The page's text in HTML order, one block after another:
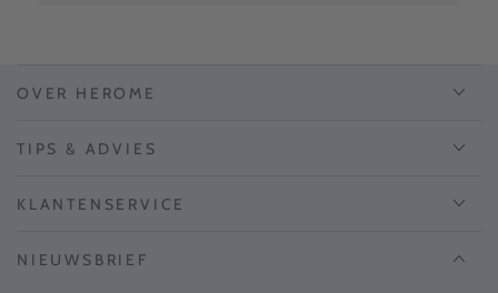
OVER HEROME
TIPS & ADVIES
KLANTENSERVICE
NIEUWSBRIEF